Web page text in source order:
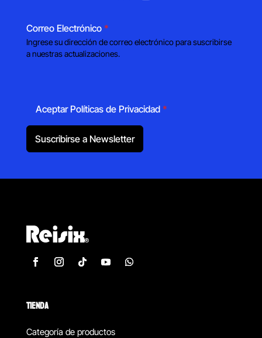
Correo Electrónico *
Ingrese su dirección de correo electrónico para suscribirse
a nuestras actualizaciones.
Aceptar Políticas de Privacidad *
Suscribirse a Newsletter
TIENDA
Categoría de productos